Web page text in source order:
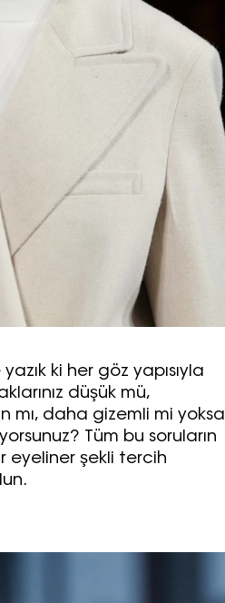
ki her göz yapısıyla
düşük mü,
mı, daha gizemli mi yoksa
Tüm bu soruların
eyeliner şekli tercih